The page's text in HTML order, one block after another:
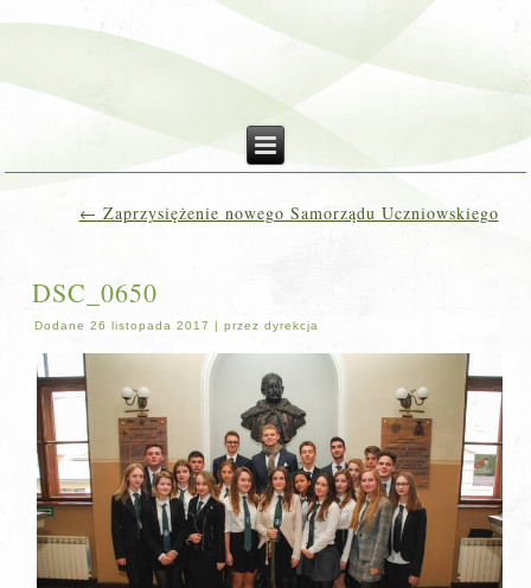
← Zaprzysiężenie nowego Samorządu Uczniowskiego
DSC_0650
Dodane 26 listopada 2017 |przez dyrekcja